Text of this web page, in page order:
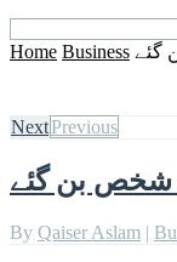
Home Business گئے
NextPrevious
شخص بن گئے
By Qaiser Aslam |